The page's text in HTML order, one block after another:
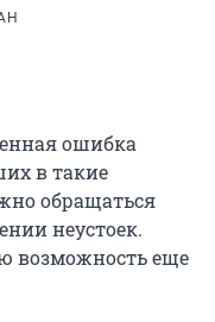
ошибка
в такие
обращаться
неустоек.
возможность еще